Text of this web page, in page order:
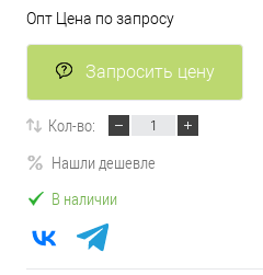
Опт Цена по запросу
Запросить цену
Кол-во:
Нашли дешевле
В наличии